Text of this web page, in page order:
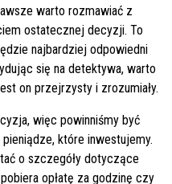
warto rozmawiać z
ostatecznej decyzji. To
najbardziej odpowiedni
się na detektywa, warto
on przejrzysty i zrozumiały.
więc powinniśmy być
które inwestujemy.
o szczegóły dotyczące
opłatę za godzinę czy